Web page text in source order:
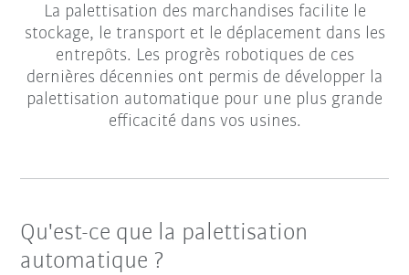
La palettisation des marchandises facilite le
stockage, le transport et le déplacement dans les
entrepôts. Les progrès robotiques de ces
dernières décennies ont permis de développer la
palettisation automatique pour une plus grande
efficacité dans vos usines.
Qu'est-ce que la palettisation
automatique ?